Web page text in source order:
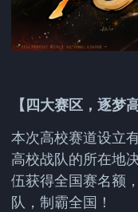
【四大赛区，逐梦
本次高校赛道设立
高校战队的所在地
伍获得全国赛名额
队，制霸全国！